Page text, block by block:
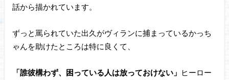
話から描かれています。
ずっと罵られていた出久がヴィランに捕まっているかっち
ゃんを助けたところは特に良くて、
「誰彼構わず、困っている人は放っておけない」
ヒーロー